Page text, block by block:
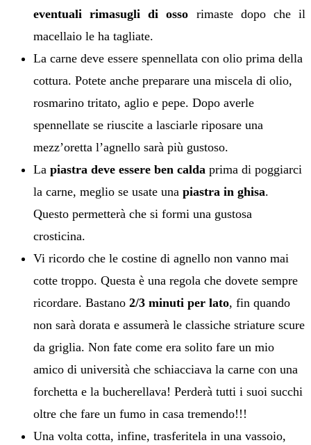
eventuali rimasugli di osso rimaste dopo che il
macellaio le ha tagliate.
La carne deve essere spennellata con olio prima della
cottura. Potete anche preparare una miscela di olio,
rosmarino tritato, aglio e pepe. Dopo averle
spennellate se riuscite a lasciarle riposare una
mezz’oretta l’agnello sarà più gustoso.
La piastra deve essere ben calda prima di poggiarci
la carne, meglio se usate una piastra in ghisa.
Questo permetterà che si formi una gustosa
crosticina.
Vi ricordo che le costine di agnello non vanno mai
cotte troppo. Questa è una regola che dovete sempre
ricordare. Bastano 2/3 minuti per lato, fin quando
non sarà dorata e assumerà le classiche striature scure
da griglia. Non fate come era solito fare un mio
amico di università che schiacciava la carne con una
forchetta e la bucherellava! Perderà tutti i suoi succhi
oltre che fare un fumo in casa tremendo!!!
Una volta cotta, infine, trasferitela in una vassoio,